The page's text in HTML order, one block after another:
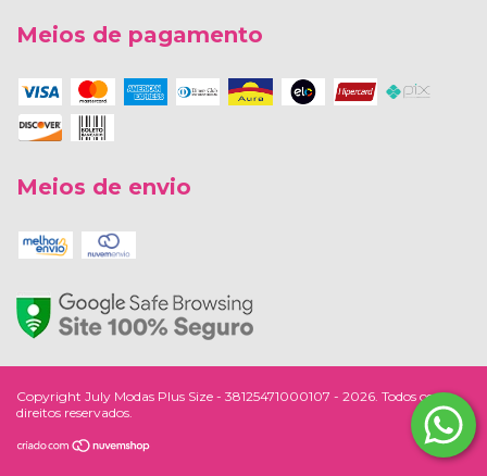
Meios de pagamento
Meios de envio
Copyright July Modas Plus Size - 38125471000107 - 2026. Todos os
direitos reservados.